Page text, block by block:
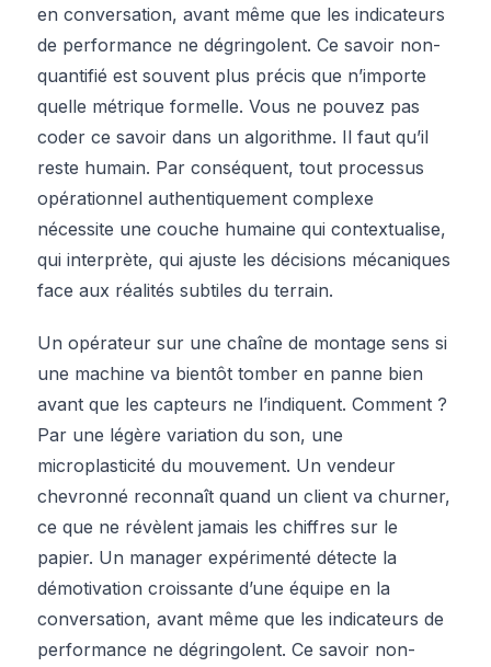
en conversation, avant même que les indicateurs
de performance ne dégringolent. Ce savoir non-
quantifié est souvent plus précis que n’importe
quelle métrique formelle. Vous ne pouvez pas
coder ce savoir dans un algorithme. Il faut qu’il
reste humain. Par conséquent, tout processus
opérationnel authentiquement complexe
nécessite une couche humaine qui contextualise,
qui interprète, qui ajuste les décisions mécaniques
face aux réalités subtiles du terrain.
Un opérateur sur une chaîne de montage sens si
une machine va bientôt tomber en panne bien
avant que les capteurs ne l’indiquent. Comment ?
Par une légère variation du son, une
microplasticité du mouvement. Un vendeur
chevronné reconnaît quand un client va churner,
ce que ne révèlent jamais les chiffres sur le
papier. Un manager expérimenté détecte la
démotivation croissante d’une équipe en la
conversation, avant même que les indicateurs de
performance ne dégringolent. Ce savoir non-